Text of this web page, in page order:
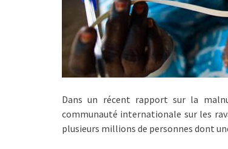
Dans un récent rapport sur la
communauté internationale sur les
plusieurs millions de personnes dont